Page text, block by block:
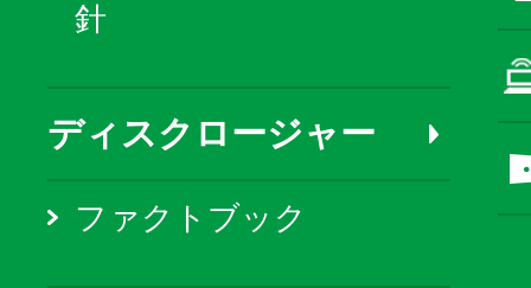
針
ディスクロージャー
ファクトブック